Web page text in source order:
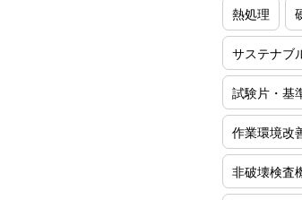
熱処理
サステナブ
試験片・基
作業環境改
非破壊検査